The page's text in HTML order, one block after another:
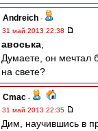
Andreich -
31 май 2013 22:38
авоська
Думаете, он мечтал
на свете?
Cmac -
31 май 2013 22:35
Дим, научившись в